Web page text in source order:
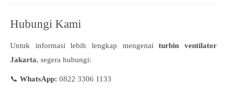
Hubungi Kami
Untuk informasi lebih lengkap mengenaiturbin ventilator
Jakarta, segera hubungi:
📞 WhatsApp: 0822 3306 1133